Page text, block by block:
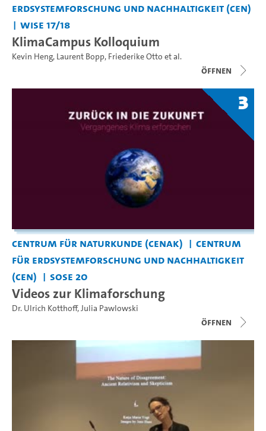
Erdsystemforschung und Nachhaltigkeit (CEN)
WiSe 17/18
KlimaCampus Kolloquium
Kevin Heng, Laurent Bopp, Friederike Otto et al.
Öffnen
3
Centrum für Naturkunde (CeNak)
Centrum
für Erdsystemforschung und Nachhaltigkeit
(CEN)
SoSe 20
Videos zur Klimaforschung
Dr. Ulrich Kotthoff,Julia Pawlowski
Öffnen